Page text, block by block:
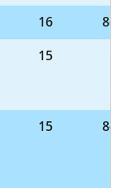
16
8-
15
15 8-